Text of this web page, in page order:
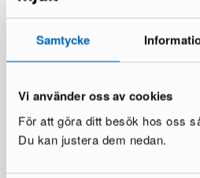
Samtycke
Vi använder oss av cookies
För att göra ditt besök hos oss
Du kan justera dem nedan.